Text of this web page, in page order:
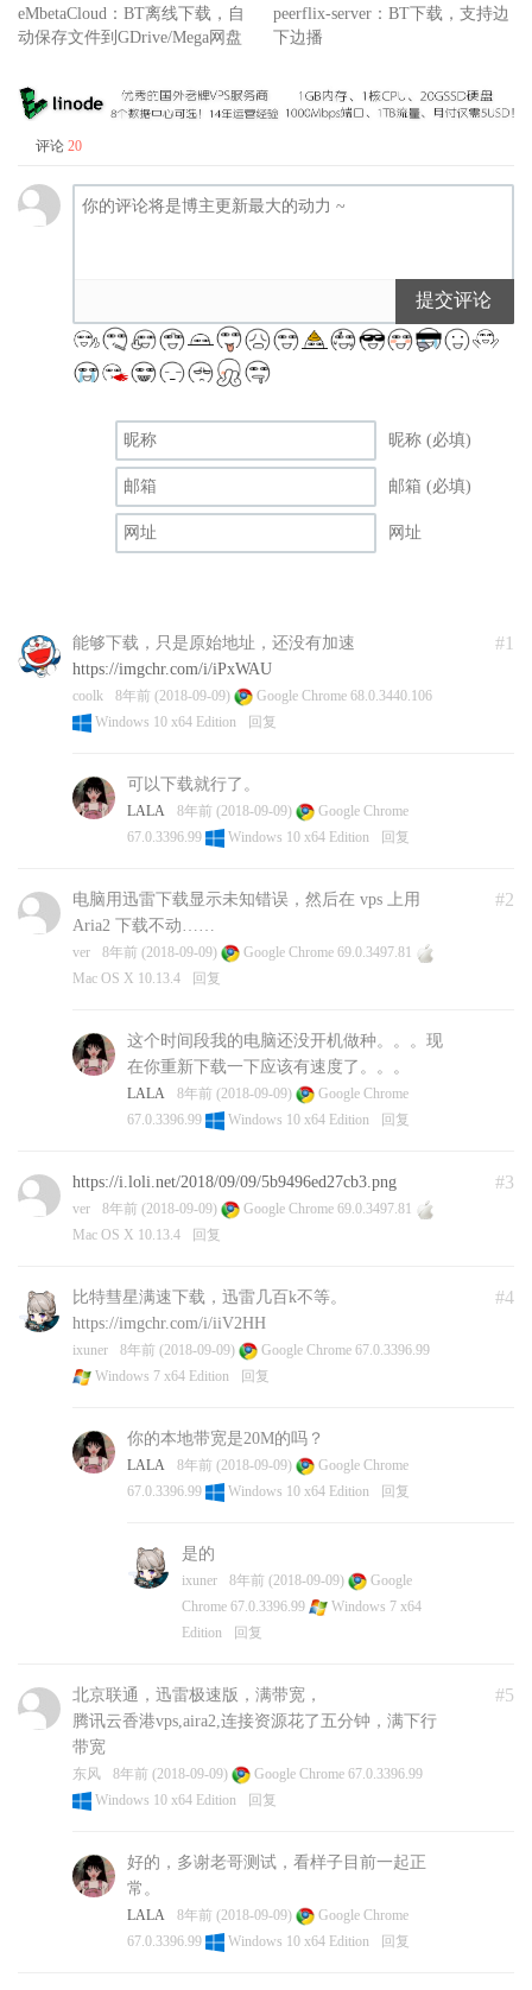
eMbetaCloud：BT离线下载，自
动保存文件到GDrive/Mega网盘
peerflix-server：BT下载，支持边
下边播
评论 20
提交评论
昵称 (必填)
邮箱 (必填)
网址
#1
能够下载，只是原始地址，还没有加速
https://imgchr.com/i/iPxWAU
coolk 8年前 (2018-09-09)
Google Chrome 68.0.3440.106
Windows 10 x64 Edition
回复
可以下载就行了。
LALA 8年前 (2018-09-09)
Google Chrome
67.0.3396.99
Windows 10 x64 Edition 回复
#2
电脑用迅雷下载显示未知错误，然后在 vps 上用
Aria2 下载不动……
ver 8年前 (2018-09-09)
Google Chrome 69.0.3497.81
Mac OS X 10.13.4
回复
这个时间段我的电脑还没开机做种。。。现
在你重新下载一下应该有速度了。。。
LALA 8年前 (2018-09-09)
Google Chrome
67.0.3396.99
Windows 10 x64 Edition 回复
#3
https://i.loli.net/2018/09/09/5b9496ed27cb3.png
ver 8年前 (2018-09-09)
Google Chrome 69.0.3497.81
Mac OS X 10.13.4
回复
#4
比特彗星满速下载，迅雷几百k不等。
https://imgchr.com/i/iiV2HH
ixuner 8年前 (2018-09-09)
Google Chrome 67.0.3396.99
Windows 7 x64 Edition
回复
你的本地带宽是20M的吗？
LALA 8年前 (2018-09-09)
Google Chrome
67.0.3396.99
Windows 10 x64 Edition 回复
是的
ixuner 8年前 (2018-09-09)
Google
Chrome 67.0.3396.99
Windows 7 x64
Edition
回复
#5
北京联通，迅雷极速版，满带宽，
腾讯云香港vps,aira2,连接资源花了五分钟，满下行
带宽
东风 8年前 (2018-09-09)
Google Chrome 67.0.3396.99
Windows 10 x64 Edition
回复
好的，多谢老哥测试，看样子目前一起正
常。
LALA 8年前 (2018-09-09)
Google Chrome
67.0.3396.99
Windows 10 x64 Edition 回复